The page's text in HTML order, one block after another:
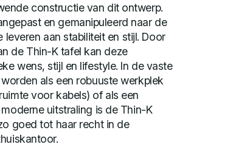
constructie van dit ontwerp.
en gemanipuleerd naar de
aan stabiliteit en stijl. Door
de Thin-K tafel kan deze
wens, stijl en lifestyle. In de vaste
als een robuuste werkplek
voor kabels) of als een
uitstraling is de Thin-K
goed tot haar recht in de